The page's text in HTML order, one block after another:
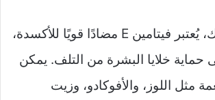
بالإضافة إلى ذلك، يُعتبر فيتامين E مضادًا قويًا للأكسدة،
خلايا البشرة من التلف. يمكن
مثل اللوز، والأفوكادو، وزيت